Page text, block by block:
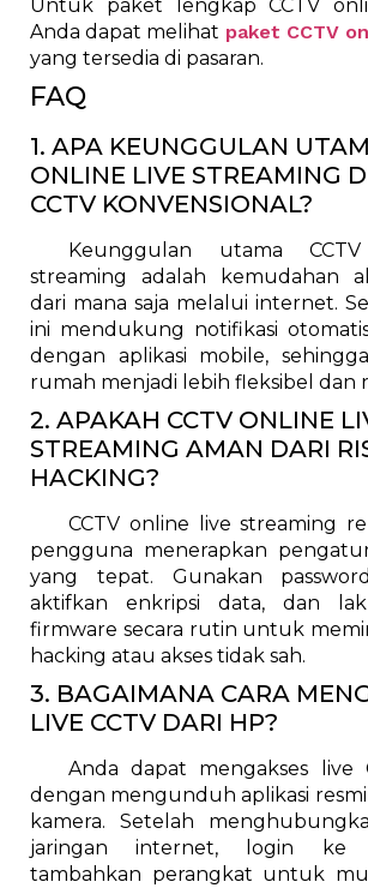
Untuk paket lengkap CCTV
Anda dapat melihat paket CCTV
yang tersedia di pasaran.
FAQ
1. APA KEUNGGULAN
ONLINE LIVE STREAMING
CCTV KONVENSIONAL?
Keunggulan utama
streaming adalah kemudahan
dari mana saja melalui internet.
ini mendukung notifikasi
dengan aplikasi mobile,
rumah menjadi lebih fleksibel dan
2. APAKAH CCTV ONLINE
STREAMING AMAN DARI
HACKING?
CCTV online live streaming
pengguna menerapkan
yang tepat. Gunakan
aktifkan enkripsi data, dan
firmware secara rutin untuk
hacking atau akses tidak sah.
3. BAGAIMANA CARA
LIVE CCTV DARI HP?
Anda dapat mengakses live
dengan mengunduh aplikasi
kamera. Setelah
jaringan internet, login ke
tambahkan perangkat untuk